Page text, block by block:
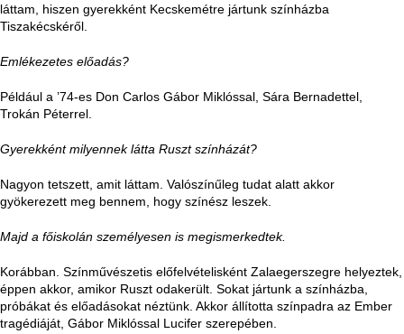
láttam, hiszen gyerekként Kecskemétre jártunk színházba
Tiszakécskéről.
Emlékezetes előadás?
Például a ’74-es Don Carlos Gábor Miklóssal, Sára Bernadettel,
Trokán Péterrel.
Gyerekként milyennek látta Ruszt színházát?
Nagyon tetszett, amit láttam. Valószínűleg tudat alatt akkor
gyökerezett meg bennem, hogy színész leszek.
Majd a főiskolán személyesen is megismerkedtek.
Korábban. Színművészetis előfelvételisként Zalaegerszegre helyeztek,
éppen akkor, amikor Ruszt odakerült. Sokat jártunk a színházba,
próbákat és előadásokat néztünk. Akkor állította színpadra az Ember
tragédiáját, Gábor Miklóssal Lucifer szerepében.